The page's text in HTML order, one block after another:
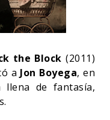
the Block (2011)
a Jon Boyega, en
llena de fantasía,